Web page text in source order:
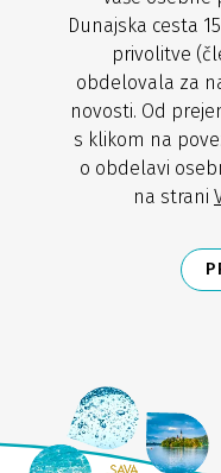
Dunajska cesta
privolitve
obdelovala za
novosti. Od
s klikom na
o obdelavi
na strani